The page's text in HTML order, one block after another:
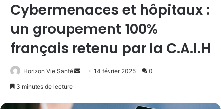
Cybermenaces et hôpitaux :
un groupement 100%
français retenu par la C.A.I.H
Horizon Vie Santé
Envoyer14 février 2025 0
3 minutes de lecture